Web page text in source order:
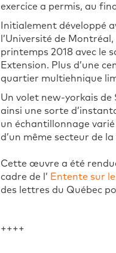
exercice a permis, au
Initialement développé
l’Université de
printemps 2018 avec le
Extension. Plus d’une
quartier multiehnique
Un volet new-yorkais de
ainsi une sorte
un échantillonnage
d’un même secteur de
Cette œuvre a été
cadre de l’ Entente sur
des lettres du Québec
++++